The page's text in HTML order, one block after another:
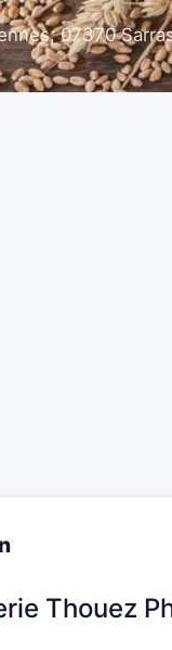
07370
Thouez